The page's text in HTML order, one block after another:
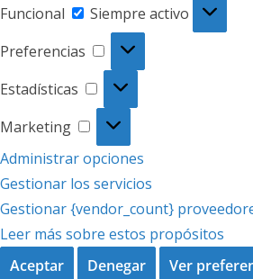
Funcional Funcional
Siempre activo
Preferencias
Preferencias
Estadísticas Estadísticas
Marketing
Marketing
Administrar opciones
Gestionar los servicios
Gestionar {vendor_count}
Leer más sobre estos propósitos
Aceptar
Denegar Ver